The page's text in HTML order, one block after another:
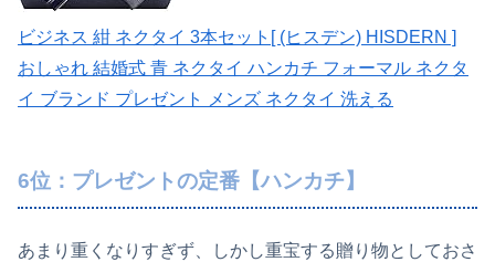
ビジネス 紺 ネクタイ 3本セット[ (ヒスデン) HISDERN ]
おしゃれ 結婚式 青 ネクタイ ハンカチ フォーマル ネクタ
イ ブランド プレゼント メンズ ネクタイ 洗える
6位：プレゼントの定番【ハンカチ】
あまり重くなりすぎず、しかし重宝する贈り物としておさ